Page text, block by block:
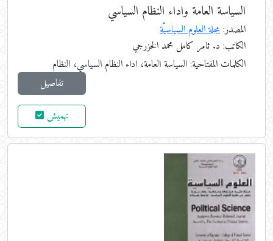
السياسة العامة واداء النظام السياسي
المصدر:مجلة العلوم السياسيّة
الكاتب: د. ثامر كامل محمد الخزرجي
الكلمات المفتاحية:السياسة العامة، اداء النظام السياسي، النظام
تفاصيل
تهميش